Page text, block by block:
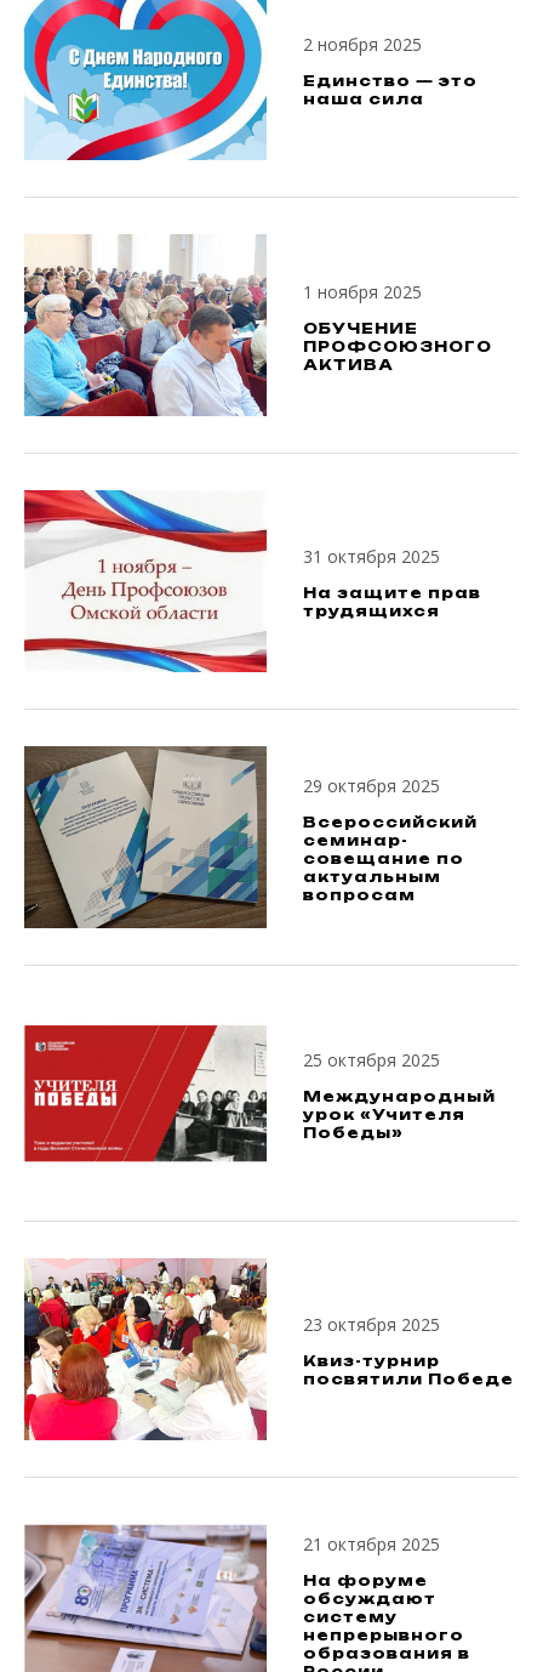
2 ноября 2025
Единство — это
наша сила
1 ноября 2025
ОБУЧЕНИЕ
ПРОФСОЮЗНОГО
АКТИВА
31 октября 2025
На защите прав
трудящихся
29 октября 2025
Всероссийский
семинар-
совещание по
актуальным
вопросам
25 октября 2025
Международный
урок «Учителя
Победы»
23 октября 2025
Квиз-турнир
посвятили Победе
21 октября 2025
На форуме
обсуждают
систему
непрерывного
образования в